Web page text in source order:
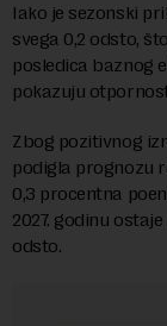
Iako je sezonski
svega 0,2 odsto,
posledica baznog
pokazuju
Zbog pozitivnog
podigla prognozu
0,3 procentna
2027. godinu
odsto.